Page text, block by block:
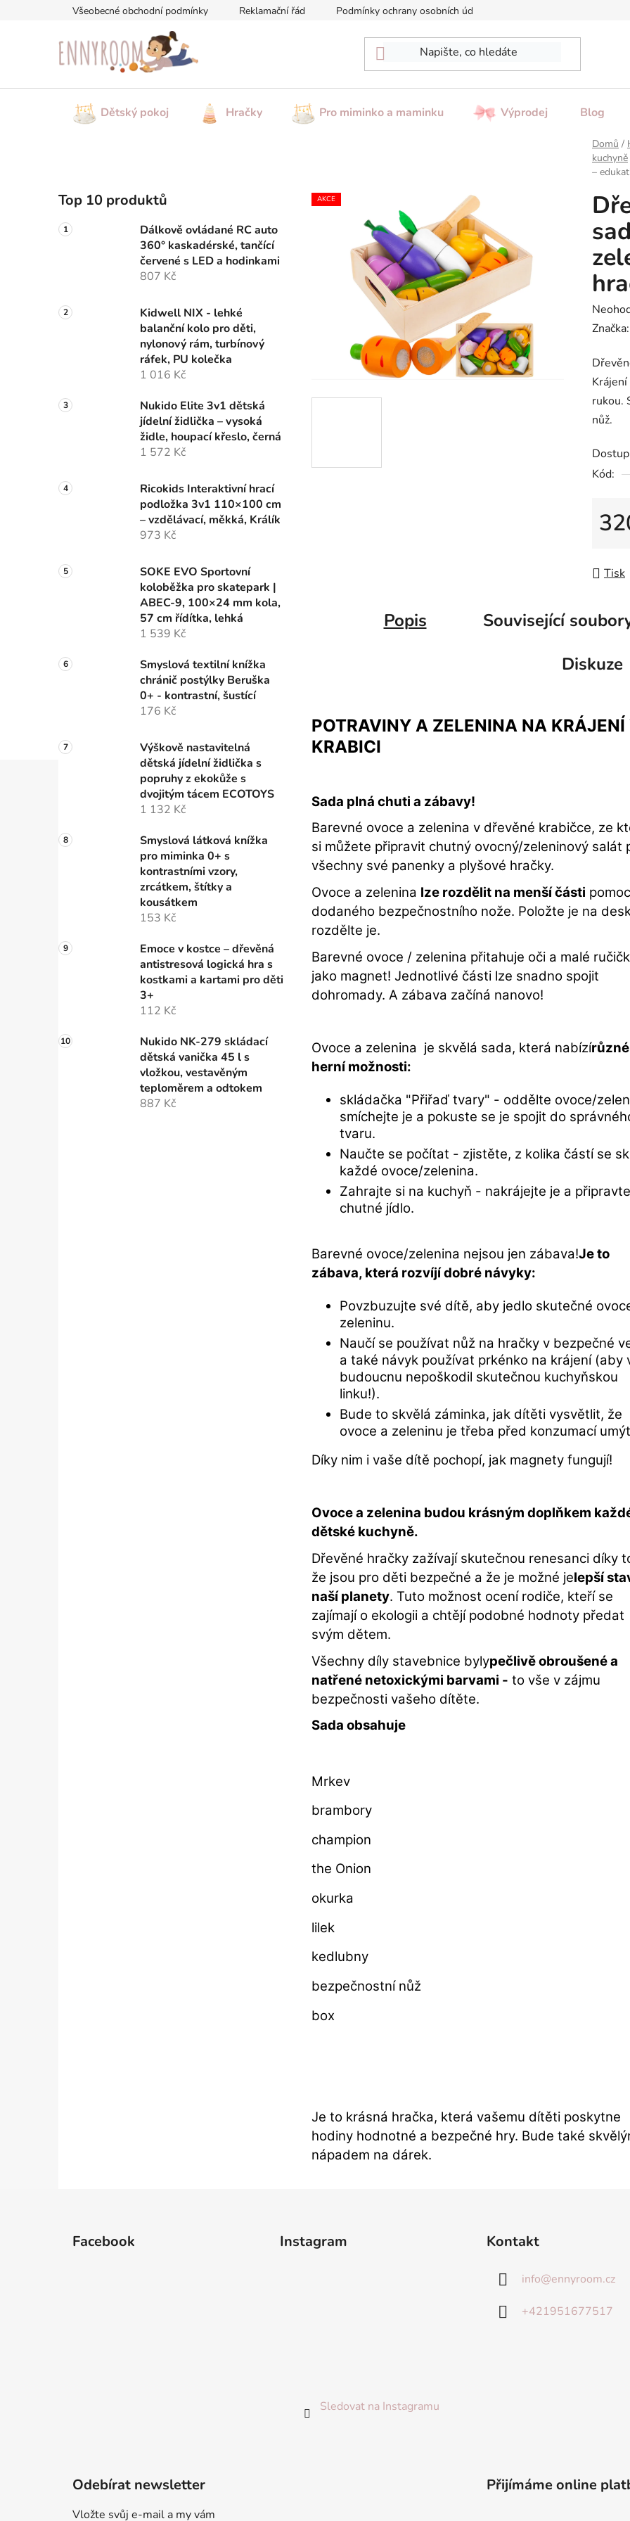
Všeobecné obchodní podmínky Reklamační řád Podmínky ochrany osobních údajů
Dětský pokoj Hračky Pro miminko a maminku Výprodej Blog
Domů /
kuchyně
–
o
s
t
n
e
Top 10 produktů
Dálkově ovládané RC auto
360° kaskadérské, tančící
červené s LED a hodinkami
807 Kč
Kidwell NIX - lehké
balanční kolo pro děti,
nylonový rám, turbínový
ráfek, PU kolečka
1 016 Kč
Nukido Elite 3v1 dětská
jídelní židlička – vysoká
židle, houpací křeslo, černá
1 572 Kč
Ricokids Interaktivní hrací
podložka 3v1 110×100 cm
– vzdělávací, měkká, Králík
973 Kč
SOKE EVO Sportovní
koloběžka pro skatepark |
ABEC-9, 100×24 mm kola,
57 cm řídítka, lehká
1 539 Kč
Smyslová textilní knížka
chránič postýlky Beruška
0+ - kontrastní, šustící
176 Kč
Výškově nastavitelná
dětská jídelní židlička s
popruhy z ekokůže s
dvojitým tácem ECOTOYS
1 132 Kč
Smyslová látková knížka
pro miminka 0+ s
kontrastními vzory,
zrcátkem, štítky a
kousátkem
153 Kč
Emoce v kostce – dřevěná
antistresová logická hra s
kostkami a kartami pro děti
3+
112 Kč
Nukido NK-279 skládací
dětská vanička 45 l s
vložkou, vestavěným
teploměrem a odtokem
887 Kč
je
0,0
z
5
rukou.
nůž.
Kód:
Tisk
AKCE
Popis
Související
Diskuze
POTRAVINY A ZELENINA NA KRÁJENÍ
KRABICI
Sada plná chuti a zábavy!
Barevné ovoce a zelenina v dřevěné krabičce, ze
si můžete připravit chutný ovocný/zeleninový salát
všechny své panenky a plyšové hračky.
Ovoce a zelenina lze rozdělit na menší části
dodaného bezpečnostního nože. Položte je na
rozdělte je.
Barevné ovoce / zelenina přitahuje oči a malé
jako magnet! Jednotlivé části lze snadno spojit
dohromady. A zábava začíná nanovo!
Ovoce a zelenina je skvělá sada, která nabízírůzné
herní možnosti:
skládačka "Přiřaď tvary" - oddělte ovoce/
smíchejte je a pokuste se je spojit do
tvaru.
Naučte se počítat - zjistěte, z kolika částí se
každé ovoce/zelenina.
Zahrajte si na kuchyň - nakrájejte je a připravte
chutné jídlo.
Barevné ovoce/zelenina nejsou jen zábava!Je to
zábava, která rozvíjí dobré návyky:
Povzbuzujte své dítě, aby jedlo skutečné
zeleninu.
Naučí se používat nůž na hračky v bezpečné
a také návyk používat prkénko na krájení (aby
budoucnu nepoškodil skutečnou kuchyňskou
linku!).
Bude to skvělá záminka, jak dítěti vysvětlit, že
ovoce a zeleninu je třeba před konzumací
Díky nim i vaše dítě pochopí, jak magnety fungují!
Ovoce a zelenina budou krásným doplňkem
dětské kuchyně.
Dřevěné hračky zažívají skutečnou renesanci díky
že jsou pro děti bezpečné a že je možné jelepší
naší planety. Tuto možnost ocení rodiče, kteří se
zajímají o ekologii a chtějí podobné hodnoty předat
svým dětem.
Všechny díly stavebnice bylypečlivě obroušené a
natřené netoxickými barvami - to vše v zájmu
bezpečnosti vašeho dítěte.
Sada obsahuje
Mrkev
brambory
champion
the Onion
okurka
lilek
kedlubny
bezpečnostní nůž
box
Je to krásná hračka, která vašemu dítěti poskytne
hodiny hodnotné a bezpečné hry. Bude také
nápadem na dárek.
Facebook Instagram
Sledovat na Instagramu
Kontakt
info@ennyroom.cz
+421951677517
Odebírat newsletter
Vložte svůj e-mail a my vám
Přijímáme online